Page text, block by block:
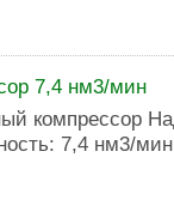
7,4 нм3/мин
компрессор
7,4 нм3/